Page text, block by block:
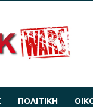
ΠΟΛΙΤΙΚΉ